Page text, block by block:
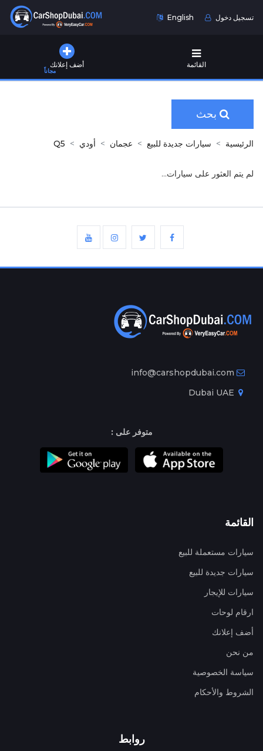
English تسجيل دخول
أضف إعلانك
مجاناً
القائمة
بحث
الرئيسية سيارات جديدة للبيع عجمان أودي Q5
لم يتم العثور على سيارات...
info@carshopdubai.com
متوفر على :
القائمة
سيارات مستعملة للبيع
سيارات جديدة للبيع
سيارات للإيجار
ارقام لوحات
أضف إعلانك
من نحن
سياسة الخصوصية
الشروط والأحكام
روابط